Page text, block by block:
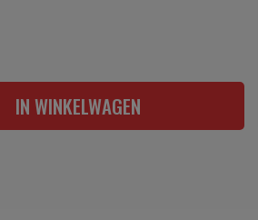
IN WINKELWAGEN